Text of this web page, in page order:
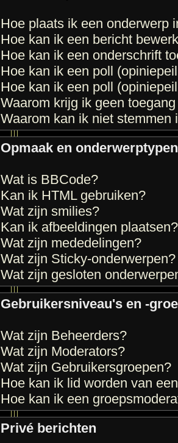
Hoe plaats ik een onderwerp
Hoe kan ik een bericht
Hoe kan ik een onderschrift
Hoe kan ik een poll
Hoe kan ik een poll
Waarom krijg ik geen
Waarom kan ik niet stemmen
Opmaak en onderwerptypen
Wat is BBCode?
Kan ik HTML gebruiken?
Wat zijn smilies?
Kan ik afbeeldingen plaatsen?
Wat zijn mededelingen?
Wat zijn Sticky-onderwerpen?
Wat zijn gesloten
Gebruikersniveau's en -
Wat zijn Beheerders?
Wat zijn Moderators?
Wat zijn Gebruikersgroepen?
Hoe kan ik lid worden van
Hoe kan ik een
Privé berichten